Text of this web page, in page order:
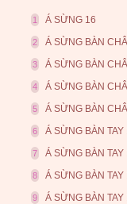
1 Á SỪNG 16
2 Á SỪNG BÀN
3 Á SỪNG BÀN
4 Á SỪNG BÀN
5 Á SỪNG BÀN
6 Á SỪNG BÀN TAY
7 Á SỪNG BÀN TAY
8 Á SỪNG BÀN TAY
9 Á SỪNG BÀN TAY